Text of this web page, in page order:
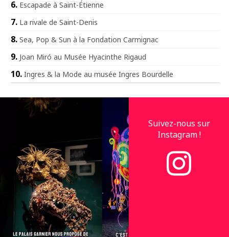
Escapade à Saint-Étienne
La rivale de Saint-Denis
Sea, Pop & Sun à la Fondation Carmignac
Joan Miró au Musée Hyacinthe Rigaud
Ingres & la Mode au musée Ingres Bourdelle
Suivez-nous sur
Instagram !